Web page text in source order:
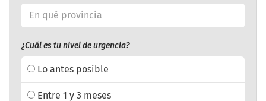
¿Cuál es tu nivel de urgencia?
Lo antes posible
Entre 1 y 3 meses